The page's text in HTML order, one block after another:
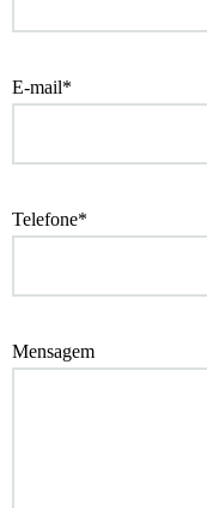
E-mail*
Telefone*
Mensagem